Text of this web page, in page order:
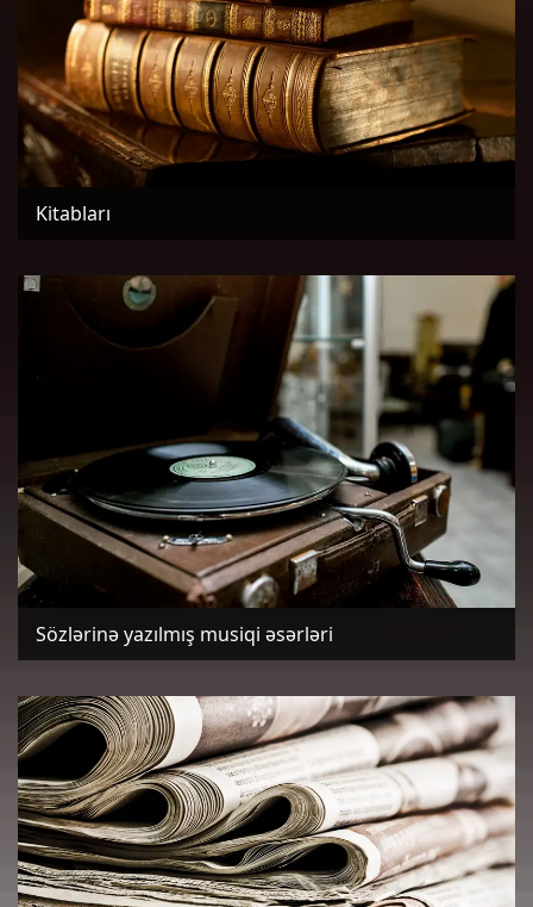
Kitabları
Sözlərinə yazılmış musiqi əsərləri